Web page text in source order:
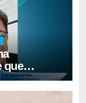
que
de la